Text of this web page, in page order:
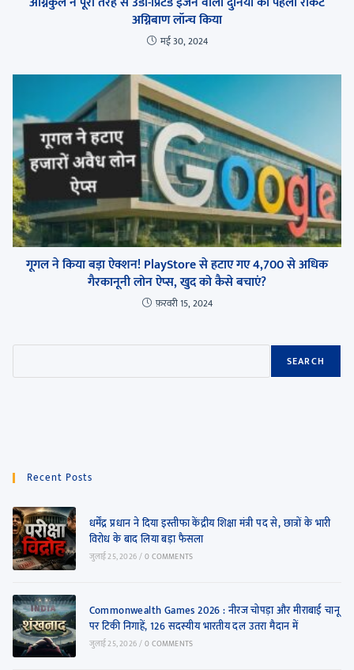
अग्निबाण लॉन्च किया
मई 30, 2024
गूगल ने किया बड़ा ऐक्शन! PlayStore से हटाए गए 4,700 से अधिक
गैरकानूनी लोन ऐप्स, खुद को कैसे बचाएं?
फ़रवरी 15, 2024
SEARCH
Recent Posts
धर्मेंद्र प्रधान ने दिया इस्तीफा केंद्रीय शिक्षा मंत्री पद से, छात्रों के भारी
विरोध के बाद लिया बड़ा फैसला
जुलाई 25, 2026/0 COMMENTS
Commonwealth Games 2026 : नीरज चोपड़ा और मीराबाई चानू
पर टिकी निगाहें, 126 सदस्यीय भारतीय दल उतरा मैदान में
जुलाई 25, 2026/0 COMMENTS